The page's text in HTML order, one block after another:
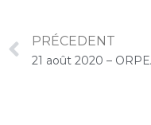
PRÉCEDENT